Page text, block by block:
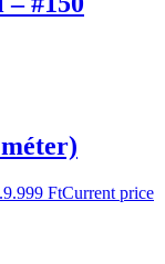
9.999 FtCurrent price